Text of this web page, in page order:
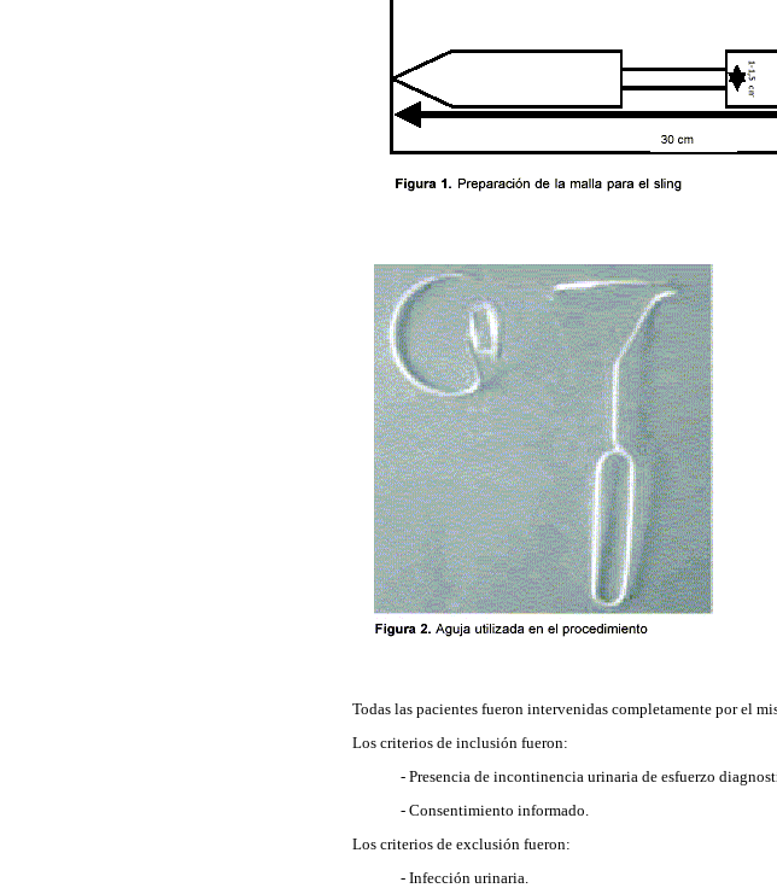
Todas las pacientes fueron intervenidas completamente por el
Los criterios de inclusión fueron:
- Presencia de incontinencia urinaria de esfuerzo
- Consentimiento informado.
Los criterios de exclusión fueron:
- Infección urinaria.